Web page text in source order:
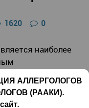
1620 0
наиболее
IgA
АЛЛЕРГОЛОГОВ
(РААКИ).